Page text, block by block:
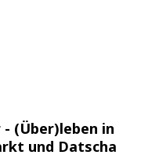
(Über)leben in
und Datscha